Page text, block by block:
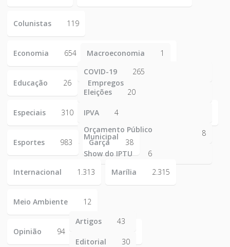
Colunistas 119
Economia 654 Macroeconomia 1
Educação 26 Empregos
Especiais 310
COVID-19 265
Eleições 20
IPVA
4
Orçamento Público
Municipal 8
Show do IPTU 6
Esportes 983 Garça 38
Internacional 1.313 Marília 2.315
Meio Ambiente 12
Opinião 94
Artigos 43
Editorial
30